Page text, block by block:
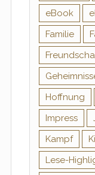
eBook
Familie
Hoffnung
Impress
Kampf
Lese-